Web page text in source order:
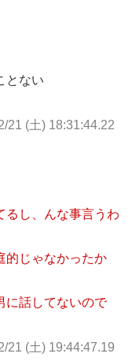
とない
21 (土) 18:31:44.22
るし、んな事言うわ
的じゃなかったか
に話してないので
21 (土) 19:44:47.19